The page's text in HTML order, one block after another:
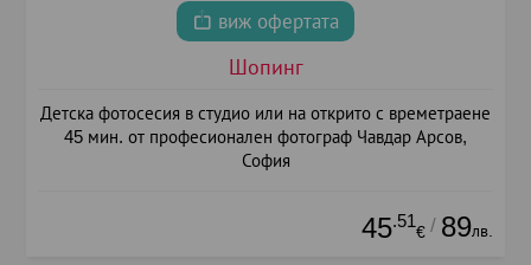
виж офертата
Шопинг
Детска фотосесия в студио или на открито с времетраене
45 мин. от професионален фотограф Чавдар Арсов,
София
45.51
€ / 89лв.